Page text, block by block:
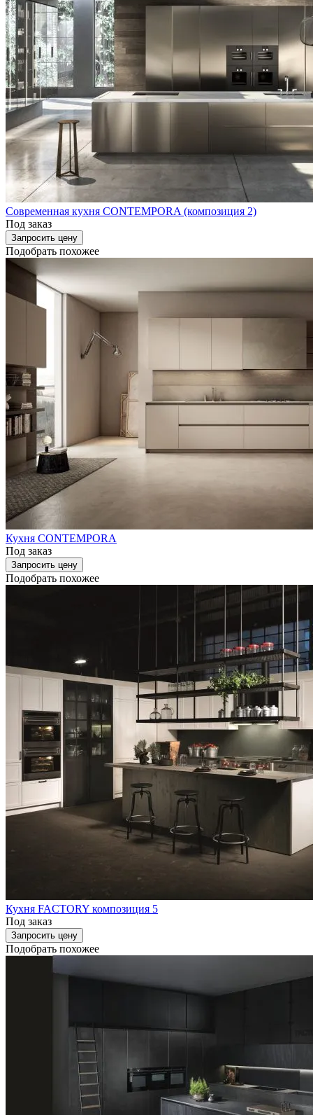
Современная кухня CONTEMPORA (композиция 2)
Под заказ
Запросить цену
Подобрать похожее
Кухня CONTEMPORA
Под заказ
Запросить цену
Подобрать похожее
Кухня FACTORY композиция 5
Под заказ
Запросить цену
Подобрать похожее